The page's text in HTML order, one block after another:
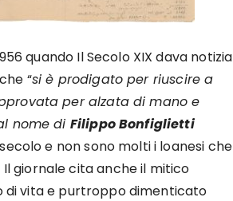
quando Il Secolo XIX dava notizia
che “si è prodigato per riuscire a
per alzata di mano e
nome di Filippo Bonfiglietti
e non sono molti i loanesi che
giornale cita anche il mitico
di vita e purtroppo dimenticato